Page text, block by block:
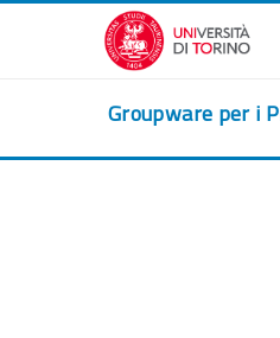
Zum Hauptinhalt
Groupware per i